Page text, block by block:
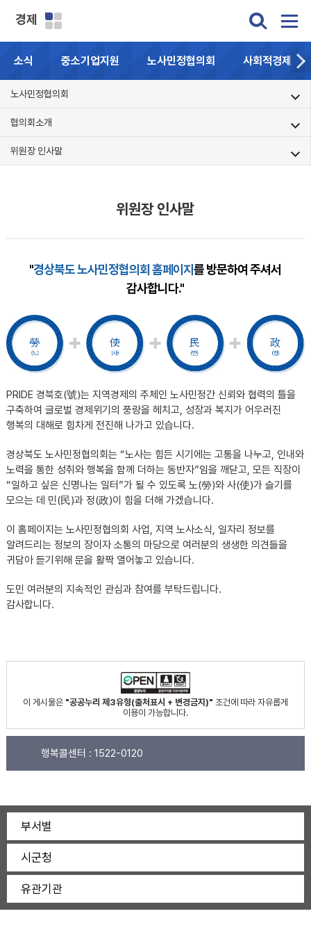
경제
소식 중소기업지원 노사민정협의회 사회적경제기업
노사민정협의회
협의회소개
위원장 인사말
위원장 인사말
"경상북도 노사민정협의회 홈페이지를 방문하여 주셔서
감사합니다."
PRIDE 경북호(號)는 지역경제의 주체인 노사민정간 신뢰와 협력의 틀을
구축하여 글로벌 경제위기의 풍랑을 헤치고, 성장과 복지가 어우러진
행복의 대해로 힘차게 전진해 나가고 있습니다.
경상북도 노사민정협의회는 “노사는 힘든 시기에는 고통을 나누고, 인내와
노력을 통한 성취와 행복을 함께 더하는 동반자”임을 깨닫고, 모든 직장이
“일하고 싶은 신명나는 일터”가 될 수 있도록 노(勞)와 사(使)가 슬기를
모으는 데 민(民)과 정(政)이 힘을 더해 가겠습니다.
이 홈페이지는 노사민정협의회 사업, 지역 노사소식, 일자리 정보를
알려드리는 정보의 장이자 소통의 마당으로 여러분의 생생한 의견들을
귀담아 듣기위해 문을 활짝 열어놓고 있습니다.
도민 여러분의 지속적인 관심과 참여를 부탁드립니다.
감사합니다.
이 게시물은 "공공누리 제3유형(출처표시 + 변경금지)" 조건에 따라 자유롭게
이용이 가능합니다.
행복콜센터 : 1522-0120
부서별
시군청
유관기관